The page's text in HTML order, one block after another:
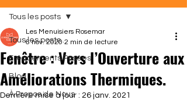
Tous les posts
Fréquements Posées
Blog
À Propos de Nous
Tous les posts
Fenêtre : Vers l’Ouverture aux
Améliorations Thermiques.
Les Menuisiers Rosemar
6 nov. 2020 2 min de lecture
Dernière mise à jour : 26 janv. 2021